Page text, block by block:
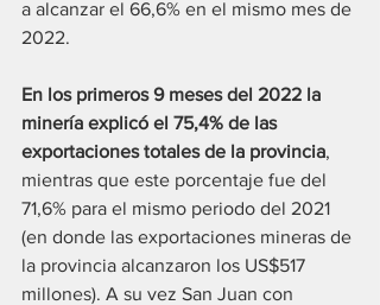
a alcanzar el 66,6% en el mismo mes de
2022.
En los primeros 9 meses del 2022 la
minería explicó el 75,4% de las
exportaciones totales de la provincia,
mientras que este porcentaje fue del
71,6% para el mismo periodo del 2021
(en donde las exportaciones mineras de
la provincia alcanzaron los US$517
millones). A su vez San Juan con